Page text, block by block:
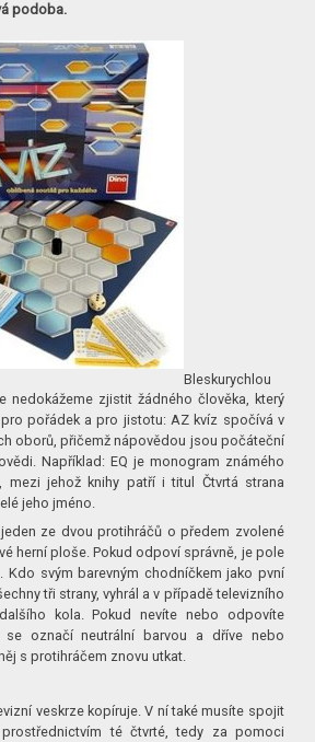
podoba.
Bleskurychlou
nedokážeme zjistit žádného člověka, který
pořádek a pro jistotu: AZ kvíz spočívá v
oborů, přičemž nápovědou jsou počáteční
Například: EQ je monogram známého
mezi jehož knihy patří i titul Čtvrtá strana
jeho jméno.
ze dvou protihráčů o předem zvolené
herní ploše. Pokud odpoví správně, je pole
Kdo svým barevným chodníčkem jako pvní
tři strany, vyhrál a v případě televizního
kola. Pokud nevíte nebo odpovíte
se označí neutrální barvou a dříve nebo
s protihráčem znovu utkat.
veskrze kopíruje. V ní také musíte spojit
té čtvrté, tedy za pomoci